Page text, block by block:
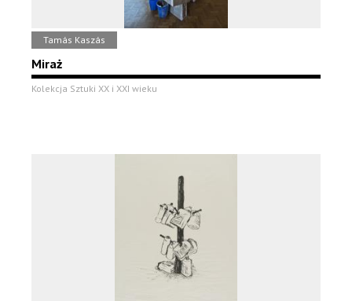
Tamás Kaszás
Miraż
Kolekcja Sztuki XX i XXI wieku